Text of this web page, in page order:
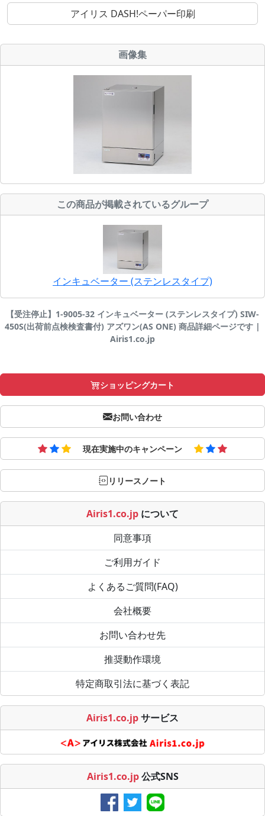
アイリス DASH!ペーパー印刷
画像集
この商品が掲載されているグループ
インキュベーター (ステンレスタイプ)
【受注停止】1-9005-32 インキュベーター (ステンレスタイプ) SIW-
450S(出荷前点検検査書付) アズワン(AS ONE) 商品詳細ページです |
Airis1.co.jp
ショッピングカート
お問い合わせ
現在実施中のキャンペーン
リリースノート
Airis1.co.jp について
同意事項
ご利用ガイド
よくあるご質問(FAQ)
会社概要
お問い合わせ先
推奨動作環境
特定商取引法に基づく表記
Airis1.co.jpサービス
Airis1.co.jp 公式SNS